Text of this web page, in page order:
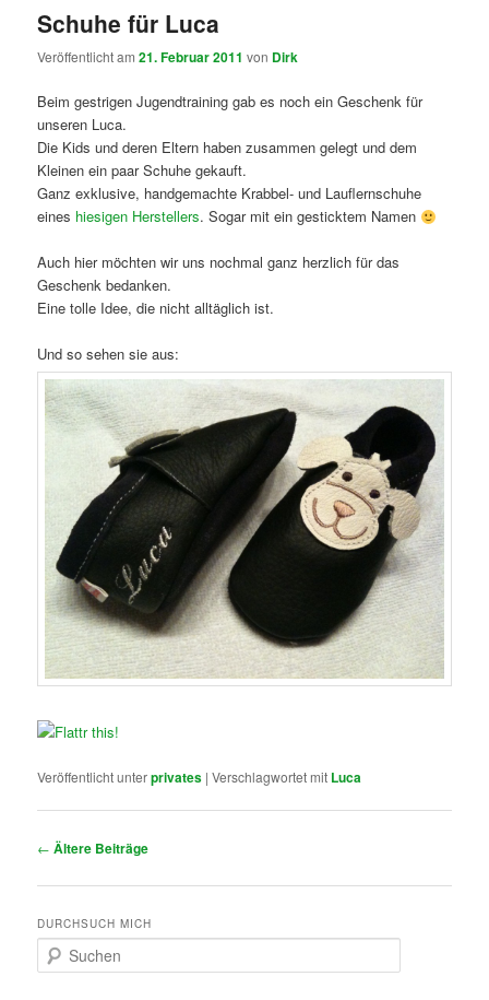
Schuhe für Luca
Veröffentlicht am21. Februar 2011 von Dirk
Beim gestrigen Jugendtraining gab es noch ein Geschenk für
unseren Luca.
Die Kids und deren Eltern haben zusammen gelegt und dem
Kleinen ein paar Schuhe gekauft.
Ganz exklusive, handgemachte Krabbel- und Lauflernschuhe
eines hiesigen Herstellers. Sogar mit ein gesticktem Namen
Auch hier möchten wir uns nochmal ganz herzlich für das
Geschenk bedanken.
Eine tolle Idee, die nicht alltäglich ist.
Und so sehen sie aus:
Veröffentlicht unterprivates |Verschlagwortet mit Luca
Beitragsnavigation
← Ältere Beiträge
DURCHSUCH MICH
u